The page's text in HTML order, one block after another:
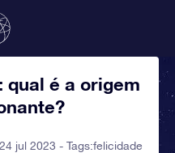
qual é a origem
24 jul 2023 - Tags:felicidade